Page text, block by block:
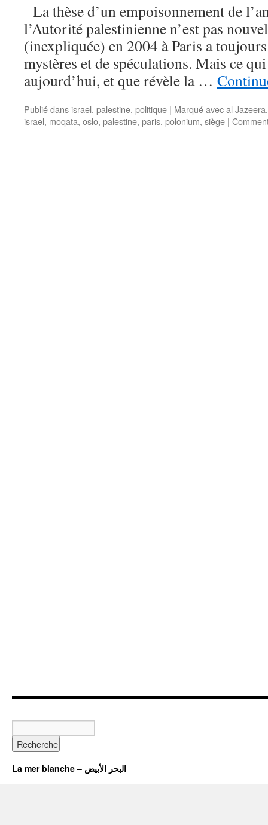
La thèse d’un empoisonnement de
l’Autorité palestinienne n’est pas
(inexpliquée) en 2004 à Paris a
mystères et de spéculations. Mais ce
aujourd’hui, et que révèle la …
Publié dans israel, palestine, politique | Marqué avecal Jazeera
israel, moqata, oslo, palestine, paris, polonium, siège |
La mer blanche – البحر الأبيض